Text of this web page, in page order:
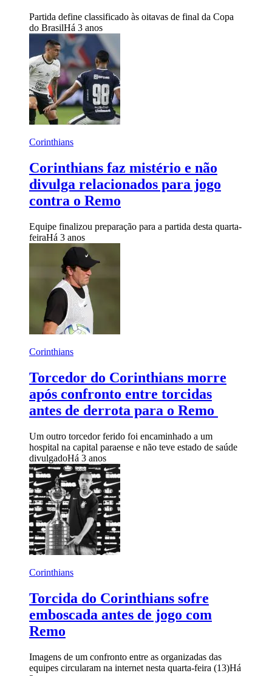
Partida define classificado às oitavas de final da Copa
do BrasilHá 3 anos
Corinthians
Corinthians faz mistério e não
divulga relacionados para jogo
contra o Remo
Equipe finalizou preparação para a partida desta quarta-
feiraHá 3 anos
Corinthians
Torcedor do Corinthians morre
após confronto entre torcidas
antes de derrota para o Remo
Um outro torcedor ferido foi encaminhado a um
hospital na capital paraense e não teve estado de saúde
divulgadoHá 3 anos
Corinthians
Torcida do Corinthians sofre
emboscada antes de jogo com
Remo
Imagens de um confronto entre as organizadas das
equipes circularam na internet nesta quarta-feira (13)Há